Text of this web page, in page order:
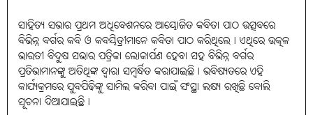
ସାହିତ୍ୟ ସଭାର ପ୍ରଥମ ଅଧିବେଶନରେ ଆୟୋଜିତ କବିତା ପାଠ ଉତ୍ସବରେ
ବିଭିନ୍ନ ବର୍ଗର କବି ଓ କବୟିତ୍ରୀମାନେ କବିତା ପାଠ କରିଥିଲେ। ଏଥିରେ ଉତ୍କଳ
ଭାରତୀ ବିଦୁଷ ସଭାର ପତ୍ରିକା ଲୋକାର୍ପଣ ହେବା ସହ ବିଭିନ୍ନ ବର୍ଗର
ପ୍ରତିଭାମାନଙ୍କୁ ଅତିଥିଙ୍କ ଦ୍ୱାରା ସମ୍ବର୍ନ୍ଧିତ କରାଯାଇଛି। ଭବିଷ୍ୟତରେ ଏହି
କାର୍ଯ୍ୟକ୍ରମରେ ଯୁବପିଢିଙ୍କୁ ସାମିଲ କରିବା ପାଇଁ ସଂସ୍ଥା ଲକ୍ଷ୍ୟ ରଖିଛି ବୋଲି
ସୂଚନା ଦିଆଯାଇଛି।